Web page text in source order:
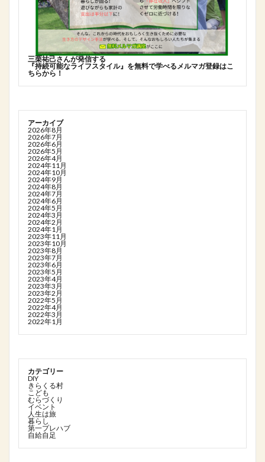
三栗祐己さんが発信する
『持続可能なライフスタイル』を無料で学べるメルマガ登録はこ
ちらから！
アーカイブ
2026年8月
2026年7月
2026年6月
2026年5月
2026年4月
2024年11月
2024年10月
2024年9月
2024年8月
2024年7月
2024年6月
2024年5月
2024年3月
2024年2月
2024年1月
2023年11月
2023年10月
2023年8月
2023年7月
2023年6月
2023年5月
2023年4月
2023年3月
2023年2月
2022年5月
2022年4月
2022年3月
2022年1月
カテゴリー
DIY
きらくる村
こども
むらづくり
イベント
人生は旅
暮らし
第一プレハブ
自給自足